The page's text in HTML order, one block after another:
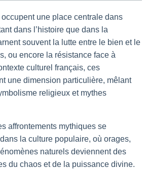
une place centrale dans
dans l’histoire que dans la
souvent la lutte entre le bien et le
ou encore la résistance face à
culturel français, ces
une dimension particulière, mêlant
religieux et mythes
affrontements mythiques se
la culture populaire, où orages,
naturels deviennent des
du chaos et de la puissance divine.